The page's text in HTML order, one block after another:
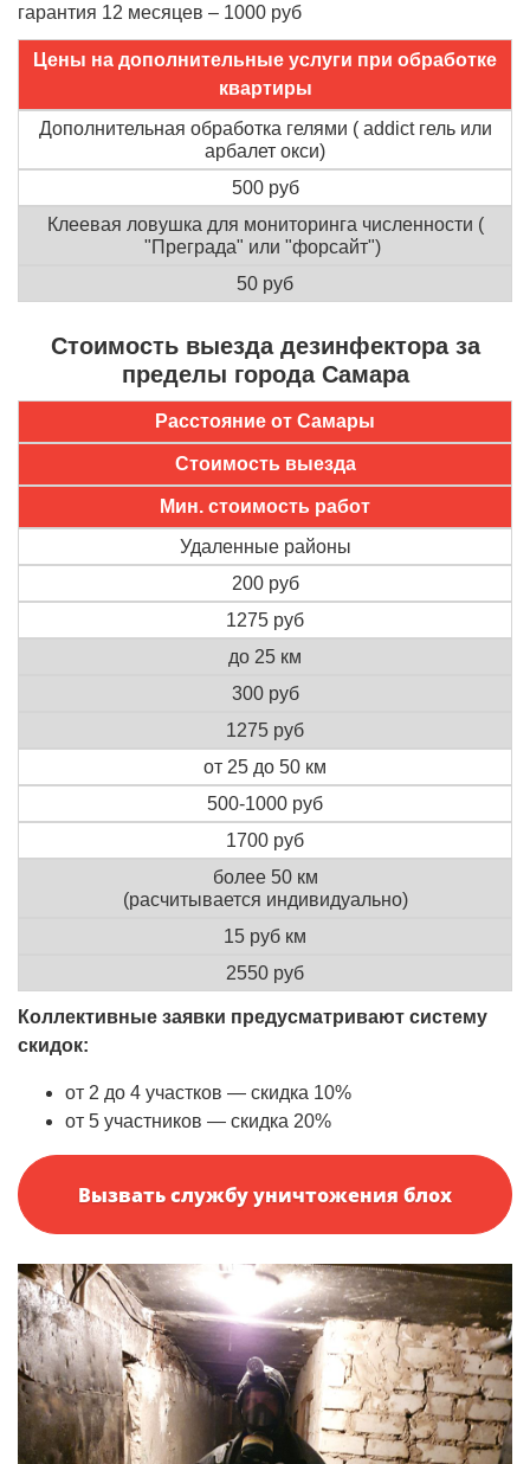
гарантия 12 месяцев – 1000 руб
Цены на дополнительные услуги при обработке
квартиры
Дополнительная обработка гелями ( addict гель или
арбалет окси)
500 руб
Клеевая ловушка для мониторинга численности (
"Преграда" или "форсайт")
50 руб
Стоимость выезда дезинфектора за
пределы города Самара
Расстояние от Самары
Стоимость выезда
Мин. стоимость работ
Удаленные районы
200 руб
1275 руб
до 25 км
300 руб
1275 руб
от 25 до 50 км
500-1000 руб
1700 руб
более 50 км
(расчитывается индивидуально)
15 руб км
2550 руб
Коллективные заявки предусматривают систему
скидок:
от 2 до 4 участков — скидка 10%
от 5 участников — скидка 20%
Вызвать службу уничтожения блох